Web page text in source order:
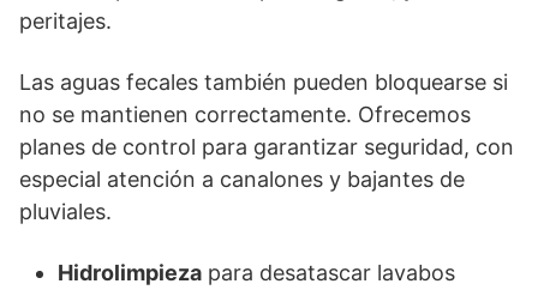
peritajes.
Las aguas fecales también pueden bloquearse si
no se mantienen correctamente. Ofrecemos
planes de control para garantizar seguridad, con
especial atención a canalones y bajantes de
pluviales.
Hidrolimpieza para desatascar lavabos